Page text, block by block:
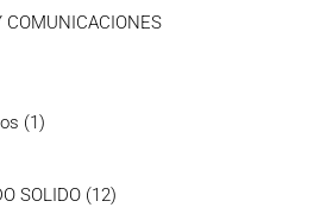
productos
COMUNICACIONES
11
SOLIDO 1212